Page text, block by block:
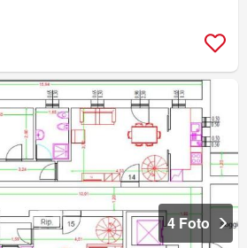
4 Foto